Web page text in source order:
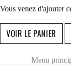
Vous venez d'ajouter
VOIR LE PANIER
Menu